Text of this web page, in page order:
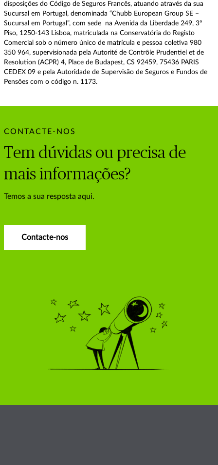
disposições do Código de Seguros Francês, atuando através da sua
Sucursal em Portugal, denominada “Chubb European Group SE –
Sucursal em Portugal”, com sede na Avenida da Liberdade 249, 3º
Piso, 1250-143 Lisboa, matriculada na Conservatória do Registo
Comercial sob o número único de matrícula e pessoa coletiva 980
350 964, supervisionada pela Autorité de Contrôle Prudentiel et de
Resolution (ACPR) 4, Place de Budapest, CS 92459, 75436 PARIS
CEDEX 09 e pela Autoridade de Supervisão de Seguros e Fundos de
Pensões com o código n. 1173.
CONTACTE-NOS
Tem dúvidas ou precisa de
mais informações?
Temos a sua resposta aqui.
Contacte-nos